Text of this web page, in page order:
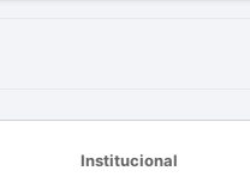
Institucional